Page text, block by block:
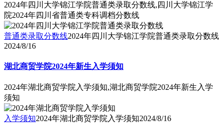
2024年四川大学锦江学院普通类录取分数线,四川大学锦江学
院2024年四川省普通类专科调档分数线
普通类录取分数线2024年四川大学锦江学院普通类录取分数线
2024/8/16
湖北商贸学院2024年新生入学须知
2024年湖北商贸学院入学须知,湖北商贸学院2024年新生入学
须知
入学须知2024年湖北商贸学院入学须知2024/8/16